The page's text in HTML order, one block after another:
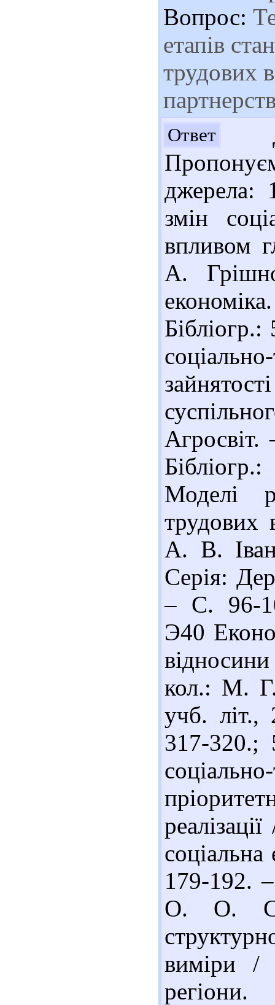
Вопрос:
етапів
трудових
Ответ
джерела:
змін
впливом
А.
Моделі
трудових
А. В.
Серія:
– С. 96-
Э40
кол.: М.
учб.
317-320.;
179-192.
О. О.
виміри